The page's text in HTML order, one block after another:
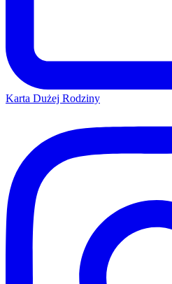
Karta Dużej Rodziny